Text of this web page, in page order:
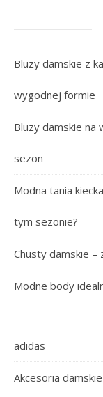
Bluzy damskie z
wygodnej formie
Bluzy damskie na
sezon
Modna tania
tym sezonie?
Chusty damskie –
Modne body
adidas
Akcesoria damskie